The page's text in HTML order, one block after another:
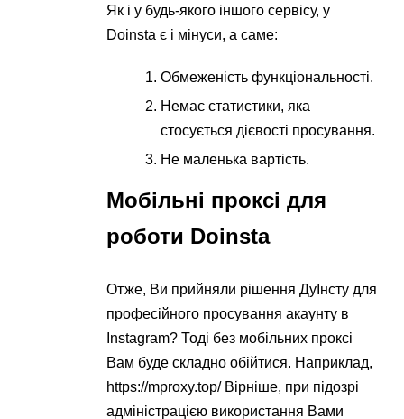
Як і у будь-якого іншого сервісу, у
Doinsta є і мінуси, а саме:
Обмеженість функціональності.
Немає статистики, яка
стосується дієвості просування.
Не маленька вартість.
Мобільні проксі для
роботи Doinsta
Отже, Ви прийняли рішення ДуІнсту для
професійного просування акаунту в
Instagram? Тоді без мобільних проксі
Вам буде складно обійтися. Наприклад,
https://mproxy.top/ Вірніше, при підозрі
адміністрацією використання Вами